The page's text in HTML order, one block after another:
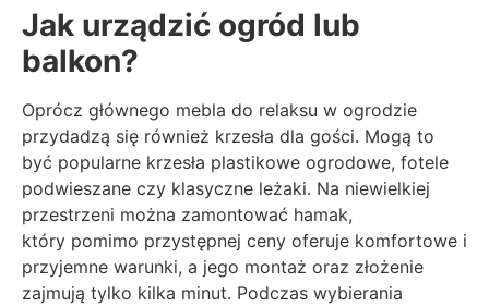
Jak urządzić ogród lub
balkon?
Oprócz głównego mebla do relaksu w ogrodzie
przydadzą się również krzesła dla gości. Mogą to
być popularne krzesła plastikowe ogrodowe, fotele
podwieszane czy klasyczne leżaki. Na niewielkiej
przestrzeni można zamontować hamak,
który pomimo przystępnej ceny oferuje komfortowe i
przyjemne warunki, a jego montaż oraz złożenie
zajmują tylko kilka minut. Podczas wybierania